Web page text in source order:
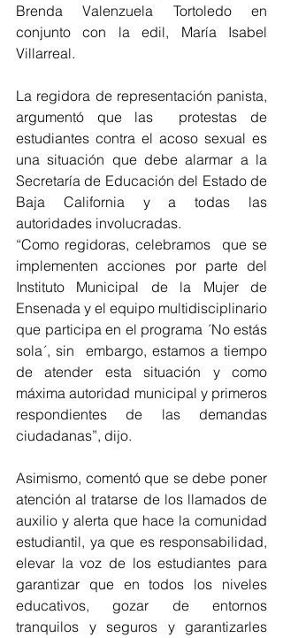
Brenda Valenzuela Tortoledo en
conjunto con la edil, María Isabel
Villarreal.
La regidora de representación panista,
argumentó que las  protestas de
estudiantes contra el acoso sexual es
una situación que debe alarmar a la
Secretaría de Educación del Estado de
Baja California y a todas las
autoridades involucradas.
“Como regidoras, celebramos  que se
implementen acciones por parte del
Instituto Municipal de la Mujer de
Ensenada y el equipo multidisciplinario
que participa en el programa ´No estás
sola´, sin  embargo, estamos a tiempo
de atender esta situación y como
máxima autoridad municipal y primeros
respondientes de las demandas
ciudadanas”, dijo.
Asimismo, comentó que se debe poner
atención al tratarse de los llamados de
auxilio y alerta que hace la comunidad
estudiantil, ya que es responsabilidad,
elevar la voz de los estudiantes para
garantizar que en todos los niveles
educativos, gozar de entornos
tranquilos y seguros y garantizarles